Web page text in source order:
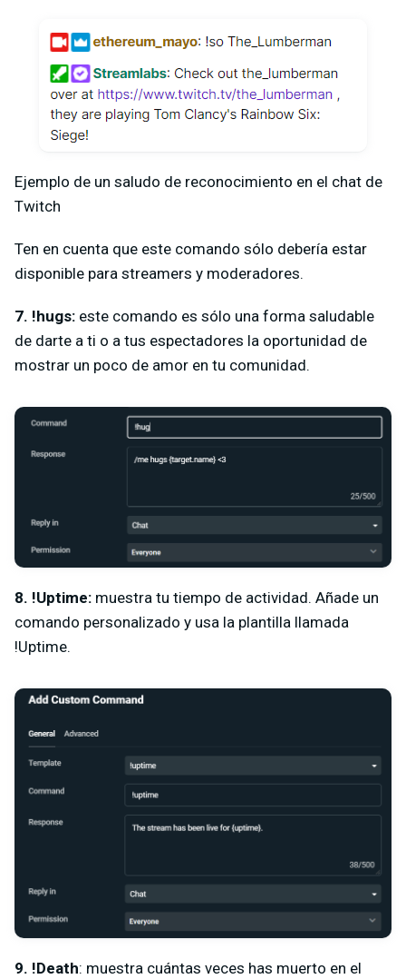
Ejemplo de un saludo de reconocimiento en el chat de
Twitch
Ten en cuenta que este comando sólo debería estar
disponible para streamers y moderadores.
7. !hugs: este comando es sólo una forma saludable
de darte a ti o a tus espectadores la oportunidad de
mostrar un poco de amor en tu comunidad.
8. !Uptime: muestra tu tiempo de actividad. Añade un
comando personalizado y usa la plantilla llamada
!Uptime.
9. !Death: muestra cuántas veces has muerto en el